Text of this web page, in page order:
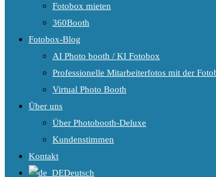
Fotobox mieten
360Booth
Fotobox-Blog
AI Photo booth / KI Fotobox
Professionelle Mitarbeiterfotos mit der
Virtual Photo Booth
Über uns
Über Photobooth-Deluxe
Kundenstimmen
Kontakt
Deutsch